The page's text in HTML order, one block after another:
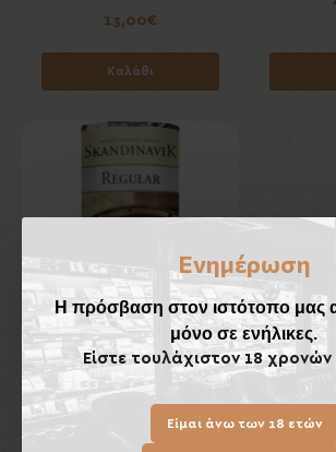
Ενημέρωση
Η πρόσβαση στον ιστότοπο μας
μόνο σε ενήλικες.
Είστε τουλάχιστον 18
Είμαι άνω των 18 ετών
13,00€
Καλάθι
SKANDINAVIK Regular 40gr
12,50€
Καλάθι